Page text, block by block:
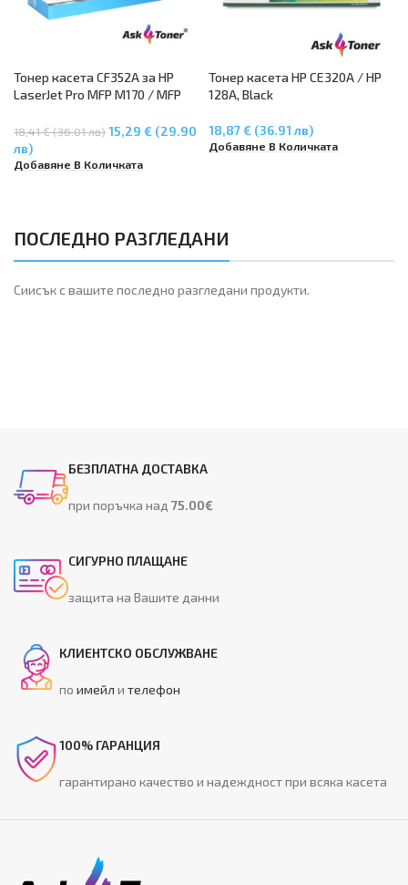
Тонер касета CF352A за HP
LaserJet Pro MFP M170 / MFP
18,41 € (36.01 лв)15,29 € (29.90
лв)
Добавяне В Количката
Тонер касета HP CE320A / HP
128A, Black
18,87 € (36.91 лв)
Добавяне В Количката
ПОСЛЕДНО РАЗГЛЕДАНИ
Сиисък с вашите последно разгледани продукти.
БЕЗПЛАТНА ДОСТАВКА
при поръчка над75.00€
СИГУРНО ПЛАЩАНЕ
защита на Вашите данни
КЛИЕНТСКО ОБСЛУЖВАНЕ
поимейл ителефон
100% ГАРАНЦИЯ
гарантирано качество и надеждност при всяка касета